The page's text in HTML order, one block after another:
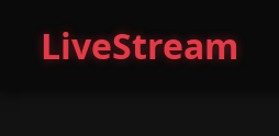
LiveStream